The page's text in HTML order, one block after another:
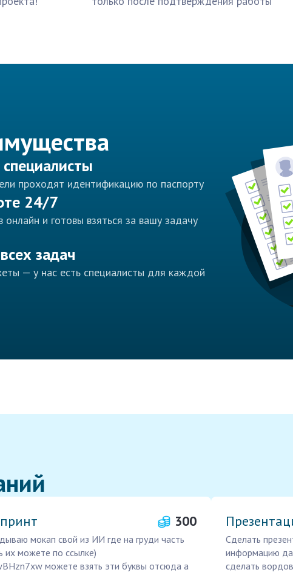
проходят идентификацию по паспорту
24/7
и готовы взяться за вашу задачу
задач
— у нас есть специалисты для каждой
300
мокап свой из ИИ где на груди часть
их можете по ссылке)
можете взять эти буквы отсюда а
Сделать
информацию
сделать